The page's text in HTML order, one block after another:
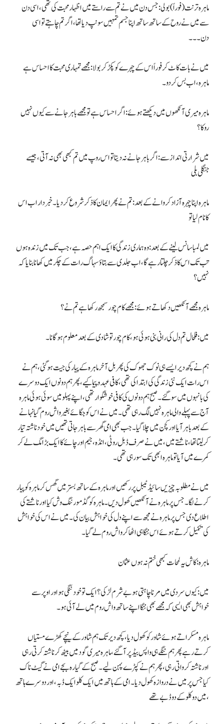
ماہرہ ترنت(فوراً) بولی: جس دن میں نے تم سے راستے میں اظہار محبت کی تھی، اسی دن
سے میں نے روح کے ساتھ ساتھ اپنا جسم تمہیں سونپ دیا تھا، اگر تم چاہتے تو اسی
دن۔۔۔
میں نے بات کاٹ کر فوراً اس کے چہرے کو پکڑ کر بولا: مجھے تمہاری محبت کا احساس ہے
ماہرہ، اب بس کردو۔
ماہرہ میری آنکھوں میں دیکھتے ہوئے: اگر احساس ہے تو مجھے باہر جانے سے کیوں نہیں
روکا؟
میں شرارتی انداز سے: اگر باہر جانے نہ دیتا تو اس روپ میں تم کبھی بھی نہ آتی، جیسے
جنگلی بلی
ماہرہ اپنا چہرہ آزاد کروانے کے بعد: تم نے پھر ایمان کا ذکر شروع کردیا۔ خبردار اب اس
کا نام لیا تو
میں لمبا سانس لینے کے بعد: وہ ہماری زندگی کا ایک اہم حصہ ہے، جب تک میں زندہ ہوں
تب تک اس کا ذکر چلتا رہے گا، اب جلدی سے بتاؤ سہاگ رات کے چکر میں کھانا بنایا کہ
نہیں؟
ماہرہ مجھے آنکھیں دکھاتے ہوئے: مجھے کام چور سمجھ رکھا ہے تم نے؟
میں: فلحال تم دل کی رانی بنی ہوئی ہو، کام چور تو شادی کے بعد معلوم ہوگا نا۔
ہم نے کچھ دیر ایسے ہی نوک جھوک کی پھر بل آخر ماہرہ کے پیار کی جیت ہوگئی، ہم نے
اس رات ایک نئی زندگی کی ابتدا کی تھی، کافی عہد و پیما کیے، پھر ہم دونوں ایک دوسرے
کی بانہوں میں سوگئے۔ صبح ہم دونوں کی کافی خوشگوار تھی، اپنے پہلو میں سوئی ہوئی ماہرہ
آج سے پہلے والی ماہرہ نہیں لگ رہی تھی۔ میں نے اس کو جگائے بغیر واش روم گیا نہانے
کے بعد باہر آیا اور کچن میں چلا گیا۔ جب بھی امی گھر سے باہر جاتی تھیں میں خود ناشتہ تیار
کرلیتا تھا، ناشتے میں، میں نے صرف ڈبل روٹی، انڈہ، جیم اور چائے کا ایک بڑا مگ لے کر
کمرے میں آیا تو ماہرہ ابھی تک سو رہی تھی۔
میں نے مطلوبہ چیزیں سائیڈ ٹیبل پر رکھیں اور ماہرہ کے ساتھ بستر میں گھس کر ماہرہ کو پیار
کرنے لگا۔ جس پر ماہرہ نے آنکھیں کھول دیں۔ ماہرہ کو گڈ مورننگ وش کیا اور ناشتے کی
اطلاع دی جس پر ماہرہ نے مجھ سے اپنے دل کی خواہش بیان کی۔ میں نے اس کی خواہش
کی تکمیل کرتے ہوئے اس ننگا ہی اٹھا کر واش روم لے گیا۔
ماہرہ: کاش یہ لمحات کبھی ختم نہ ہوں عثمان
میں: کیوں سردی میں مرنا چاہتی ہو بے شرم لڑکی؟ ایک تو خود ننگی ہو اور اوپر سے
خواہش بھی ایسی کہ مجھے بھی ننگا اپنے ساتھ واش روم میں لے آئی ہو۔
ماہرہ مسکراتے ہوئے شاور کو کھول دیا، کچھ دیر تک ہم شاور کے نیچے کھڑے مستیاں
کرتے رہے پھر ہم ننگے ہی واپس بیڈ پر آگئے، ماہرہ میری گود میں بیٹھ کر ناشتہ کرتی رہی
اور ناشتہ کرواتی رہی، پھر ہم نے کپڑے پہن لیے۔ صبح کے گیارہ بجے امی نے گیٹ ناک
کیا جس پر میں نے دروازہ کھول دیا۔ امی کے ہاتھ میں ایک کلو ایک ڈبہ، اور دوسرے ہاتھ
میں دو کلو کے دو ڈبے تھے،